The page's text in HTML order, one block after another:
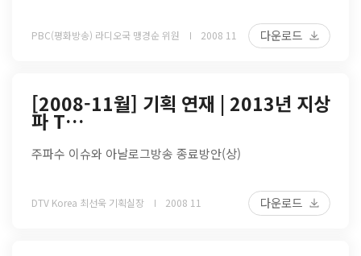
PBC(평화방송) 라디오국 맹경순 위원 2008 11 다운로드
[2008-11월] 기획 연재 | 2013년 지상
파 T…
주파수 이슈와 아날로그방송 종료방안(상)
DTV Korea 최선욱 기획실장 2008 11 다운로드